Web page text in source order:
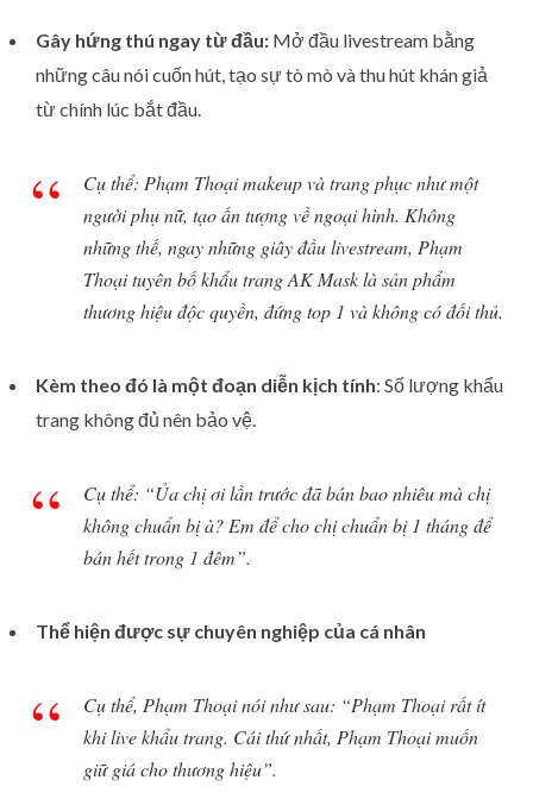
Gây hứng thú ngay từ đầu: Mở đầu livestream bằng
những câu nói cuốn hút, tạo sự tò mò và thu hút khán giả
từ chính lúc bắt đầu.
Cụ thể: Phạm Thoại makeup và trang phục như một
người phụ nữ, tạo ấn tượng về ngoại hình. Không
những thế, ngay những giây đầu livestream, Phạm
Thoại tuyên bố khẩu trang AK Mask là sản phẩm
thương hiệu độc quyền, đứng top 1 và không có đối thủ.
Kèm theo đó là một đoạn diễn kịch tính: Số lượng khẩu
trang không đủ nên bảo vệ.
Cụ thể: “Ủa chị ơi lần trước đã bán bao nhiêu mà chị
không chuẩn bị à? Em để cho chị chuẩn bị 1 tháng để
bán hết trong 1 đêm”.
Thể hiện được sự chuyên nghiệp của cá nhân
Cụ thể, Phạm Thoại nói như sau: “Phạm Thoại rất ít
khi live khẩu trang. Cái thứ nhất, Phạm Thoại muốn
giữ giá cho thương hiệu”.